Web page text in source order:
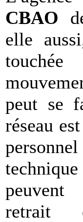
CBAO
elle
touchée
peut se
réseau
technique
retrait